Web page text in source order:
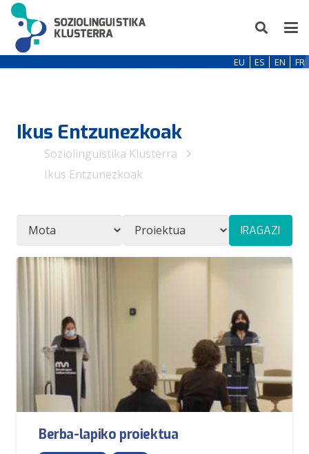
EU ES EN FR
Ikus Entzunezkoak
Soziolinguistika Klusterra
Ikus Entzunezkoak
IRAGAZI
Berba-lapiko proiektua